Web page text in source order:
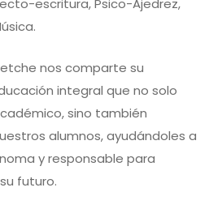
escritura, Psico-Ajedrez,
nos comparte su
integral que no solo
sino también
alumnos, ayudándoles a
y responsable para
futuro.